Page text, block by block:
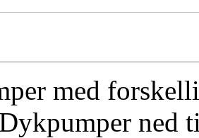
med
ned